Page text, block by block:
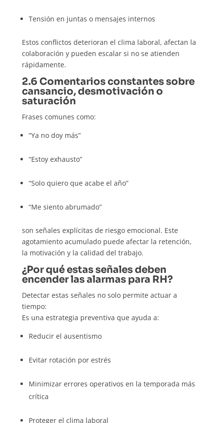
Tensión en juntas o mensajes internos
Estos conflictos deterioran el clima laboral, afectan la
colaboración y pueden escalar si no se atienden
rápidamente.
2.6 Comentarios constantes sobre
cansancio, desmotivación o
saturación
Frases comunes como:
“Ya no doy más”
“Estoy exhausto”
“Solo quiero que acabe el año”
“Me siento abrumado”
son señales explícitas de riesgo emocional. Este
agotamiento acumulado puede afectar la retención,
la motivación y la calidad del trabajo.
¿Por qué estas señales deben
encender las alarmas para RH?
Detectar estas señales no solo permite actuar a
tiempo:
Es una estrategia preventiva que ayuda a:
Reducir el ausentismo
Evitar rotación por estrés
Minimizar errores operativos en la temporada más
crítica
Proteger el clima laboral